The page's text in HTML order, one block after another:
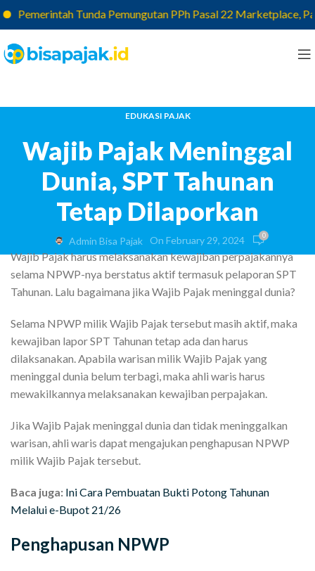
Pemerintah Tunda Pemungutan PPh Pasal 22 Marketplace,
EDUKASI PAJAK
Wajib Pajak Meninggal
Dunia, SPT Tahunan
Tetap Dilaporkan
Admin Bisa Pajak On February 29, 2024 0
Wajib Pajak harus melaksanakan kewajiban perpajakannya
selama NPWP-nya berstatus aktif termasuk pelaporan SPT
Tahunan. Lalu bagaimana jika Wajib Pajak meninggal dunia?
Selama NPWP milik Wajib Pajak tersebut masih aktif, maka
kewajiban lapor SPT Tahunan tetap ada dan harus
dilaksanakan. Apabila warisan milik Wajib Pajak yang
meninggal dunia belum terbagi, maka ahli waris harus
mewakilkannya melaksanakan kewajiban perpajakan.
Jika Wajib Pajak meninggal dunia dan tidak meninggalkan
warisan, ahli waris dapat mengajukan penghapusan NPWP
milik Wajib Pajak tersebut.
Baca juga: Ini Cara Pembuatan Bukti Potong Tahunan
Melalui e-Bupot 21/26
Penghapusan NPWP